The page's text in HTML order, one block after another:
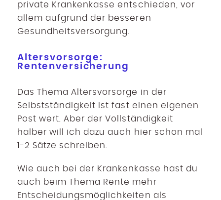
private Krankenkasse entschieden, vor
allem aufgrund der besseren
Gesundheitsversorgung.
Altersvorsorge:
Rentenversicherung
Das Thema Altersvorsorge in der
Selbstständigkeit ist fast einen eigenen
Post wert. Aber der Vollständigkeit
halber will ich dazu auch hier schon mal
1-2 Sätze schreiben.
Wie auch bei der Krankenkasse hast du
auch beim Thema Rente mehr
Entscheidungsmöglichkeiten als